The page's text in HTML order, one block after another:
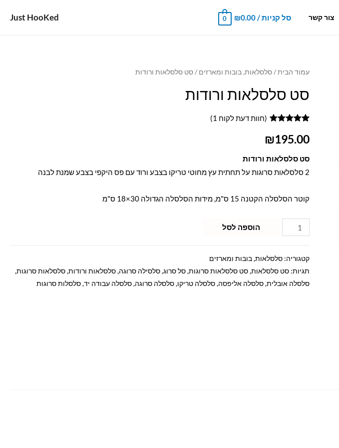
צור קשר סל קניות/
₪0.00
0
Just HooKed
עמוד הבית/סלסלאות, בובות ומארזים / סט סלסלאות ורודות
סט סלסלאות ורודות
מתוך 5
מבוסס על
לקוחות
(חוות דעת לקוח 1
)
₪195.00
סט סלסלאות ורודות
2 סלסלאות סרוגות על תחתית עץ מחוטי טריקו בצבע ורוד עם פס היקפי בצבע שמנת לבנה
קוטר הסלסלה הקטנה 15 ס"מ, מידות הסלסלה הגדולה 30×18 ס"מ
הוספה לסל
קטגוריה:סלסלאות, בובות ומארזים
תגיות:סט סלסלאות,סט סלסלאות סרוגות,סל סרוג,סלסילה סרוגה,סלסלאות ורודות,סלסלאות סרוגות,
סלסלה אובלית,סלסלה אליפסה,סלסלה טריקו,סלסלה סרוגה,סלסלה עבודה יד,סלסלות סרוגות